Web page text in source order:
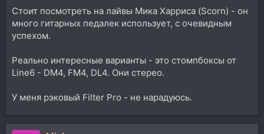
Стоит посмотреть на лайвы Мика Харриса (Scorn) - он
много гитарных педалек использует, с очевидным
успехом.
Реально интересные варианты - это стомпбоксы от
Line6 - DM4, FM4, DL4. Они стерео.
У меня рэковый Filter Pro - не нарадуюсь.